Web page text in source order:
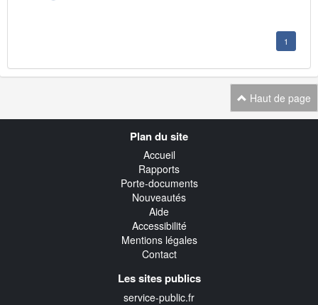
1
Haut de page
Plan du site
Accueil
Rapports
Porte-documents
Nouveautés
Aide
Accessibilité
Mentions légales
Contact
Les sites publics
service-public.fr